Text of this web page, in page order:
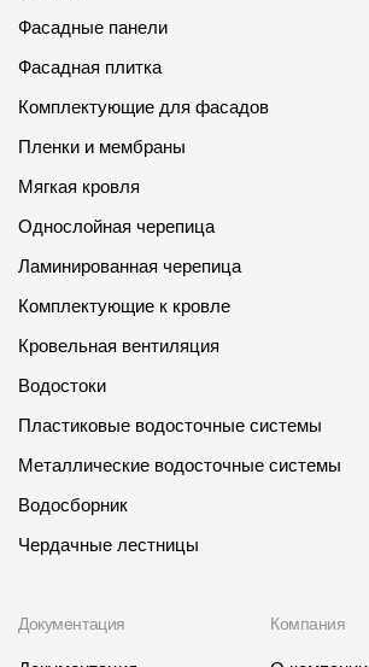
Фасадные панели
Фасадная плитка
Комплектующие для фасадов
Пленки и мембраны
Мягкая кровля
Однослойная черепица
Ламинированная черепица
Комплектующие к кровле
Кровельная вентиляция
Водостоки
Пластиковые водосточные системы
Металлические водосточные системы
Водосборник
Чердачные лестницы
Документация Компания